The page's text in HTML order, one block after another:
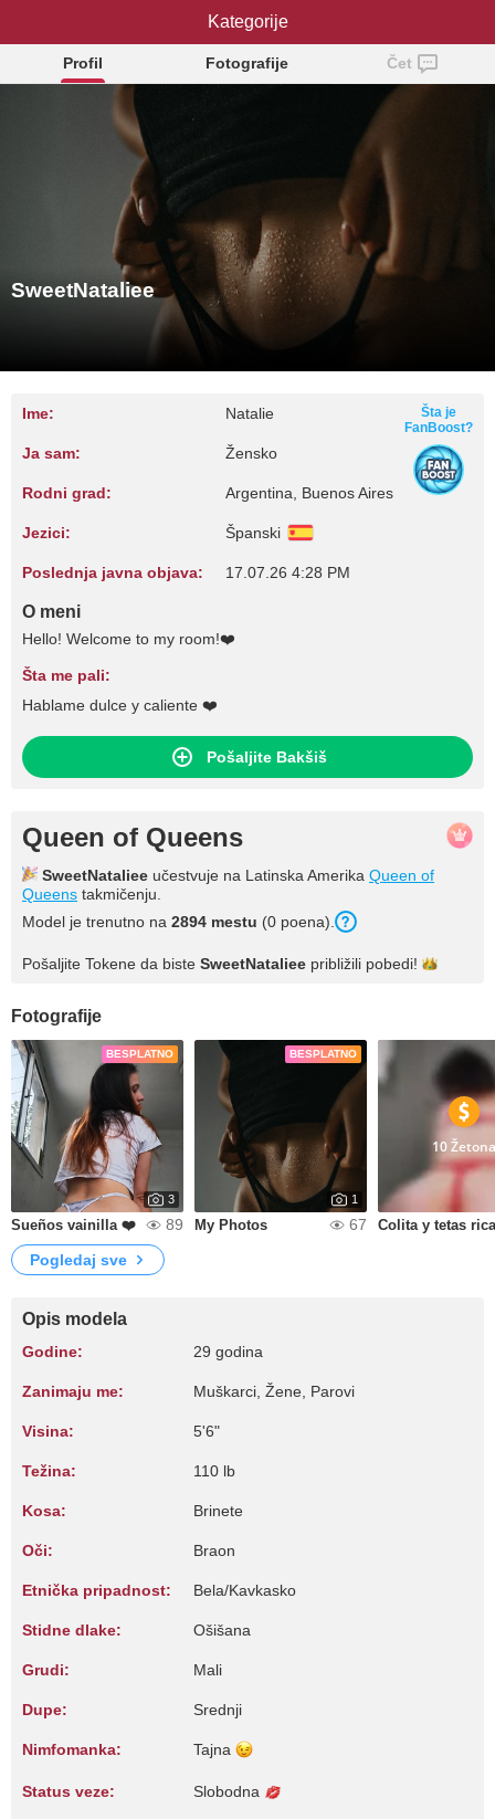
SweetNataliee
Profil Fotografije Čet
SweetNataliee
Ime: Natalie
Ja sam: Žensko
Rodni grad: Argentina, Buenos Aires
Jezici: Španski
Poslednja javna objava: 17.07.26 4:28 PM
Šta je
FanBoost?
O meni
Hello! Welcome to my room!❤️
Šta me pali:
Hablame dulce y caliente ❤️
Pošaljite Bakšiš
Queen of Queens
SweetNataliee učestvuje na Latinska Amerika Queen of
Queens takmičenju.
Model je trenutno na 2894 mestu (0 poena).
Pošaljite Tokene da biste SweetNataliee približili pobedi!
Fotografije
BESPLATNO
3
Sueños vainilla ❤️ 89
BESPLATNO
1
My Photos 67
10 Žetona
Pogledaj sve
Opis modela
Godine: 29 godina
Zanimaju me: Muškarci, Žene, Parovi
Visina: 5'6"
Težina: 110 lb
Kosa: Brinete
Oči: Braon
Etnička pripadnost: Bela/Kavkasko
Stidne dlake: Ošišana
Grudi: Mali
Dupe: Srednji
Nimfomanka: Tajna
Status veze: Slobodna
Kategorije